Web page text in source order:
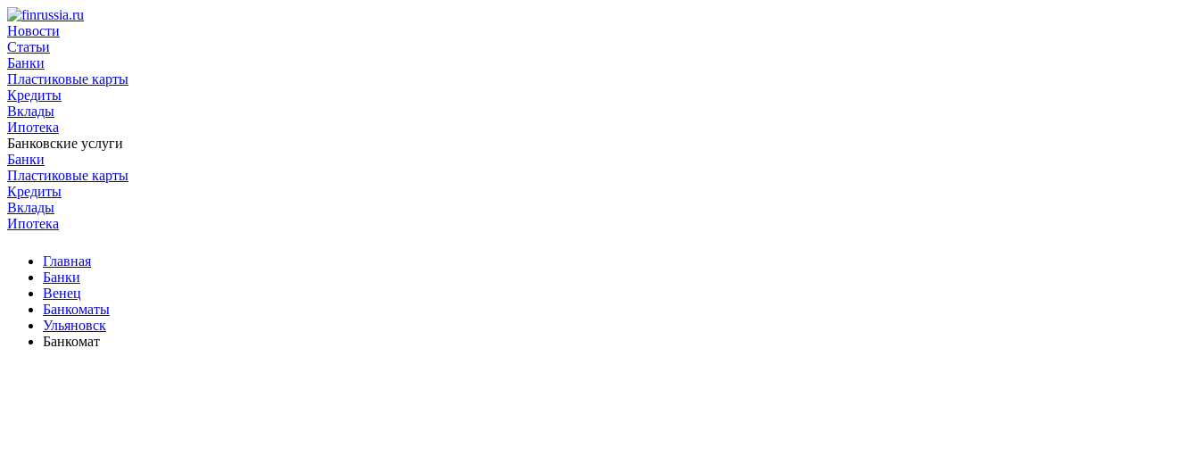
Новости
Статьи
Банки
Пластиковые карты
Кредиты
Вклады
Ипотека
Банковские услуги
Банки
Пластиковые карты
Кредиты
Вклады
Ипотека
Главная
Банки
Венец
Банкоматы
Ульяновск
Банкомат